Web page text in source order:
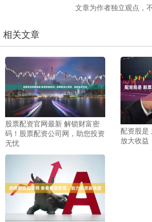
文章为作者独立观点，
相关文章
股票配资官网最新 解锁财富密
码！股票配资公司网，助您投资
无忧
配资股是
放大收益